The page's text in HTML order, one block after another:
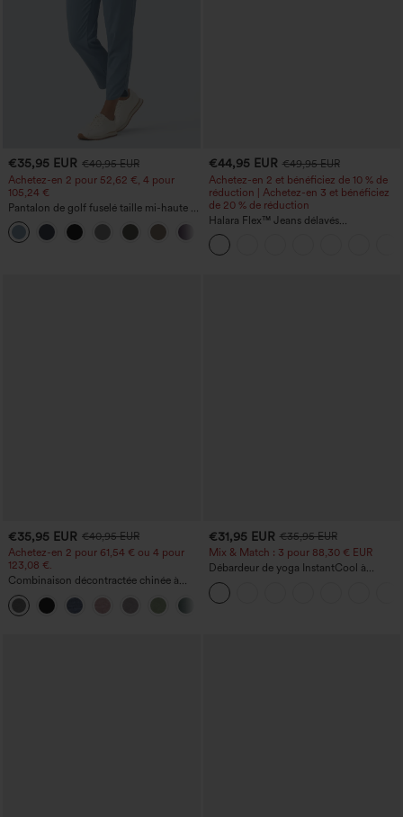
€35,95 EUR €40,95 EUR
Achetez-en 2 pour 52,62 €, 4 pour
105,24 €
Pantalon de golf fuselé taille mi-haute à
cordon, ourlet incurvé, séchage rapide,
avec poches — UPF40+
€44,95 EUR €49,95 EUR
Achetez-en 2 et bénéficiez de 10 % de
réduction | Achetez-en 3 et bénéficiez
de 20 % de réduction
Halara Flex™ Jeans délavés
décontractés, coupe baggy à jambe
large, taille basse asymétrique, poches
zippées
€35,95 EUR €40,95 EUR
Achetez-en 2 pour 61,54 € ou 4 pour
123,08 €.
Combinaison décontractée chinée à
bretelles réglables, fronces et jambes
larges, avec poches — facile comme
tout
€31,95 EUR €35,95 EUR
Mix & Match : 3 pour 88,30 € EUR
Débardeur de yoga InstantCool à
encolure en U et ourlet arrondi –
UPF50+